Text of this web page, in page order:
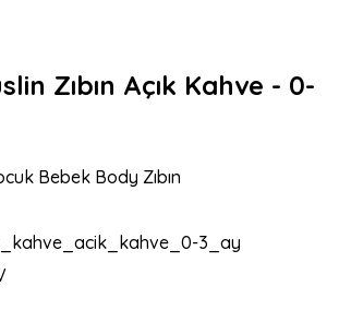
Zıbın Açık Kahve - 0-
Bebek Body Zıbın
3_ay